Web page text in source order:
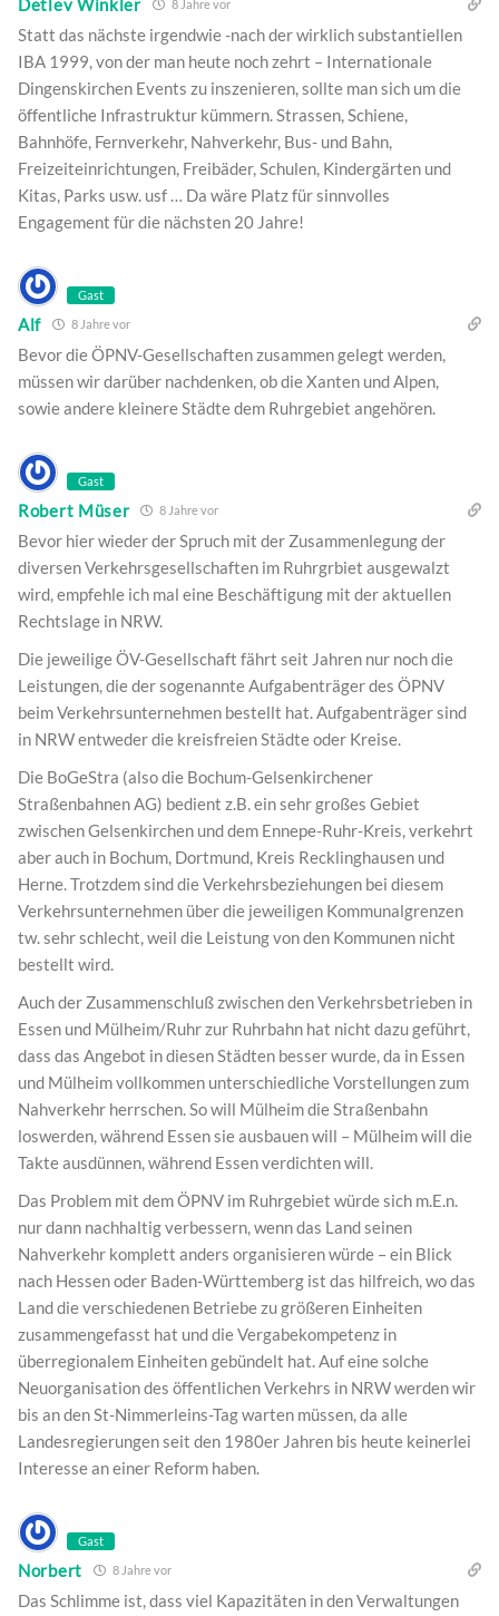
Detlev Winkler 8 Jahre vor
Statt das nächste irgendwie -nach der wirklich substantiellen
IBA 1999, von der man heute noch zehrt – Internationale
Dingenskirchen Events zu inszenieren, sollte man sich um die
öffentliche Infrastruktur kümmern. Strassen, Schiene,
Bahnhöfe, Fernverkehr, Nahverkehr, Bus- und Bahn,
Freizeiteinrichtungen, Freibäder, Schulen, Kindergärten und
Kitas, Parks usw. usf … Da wäre Platz für sinnvolles
Engagement für die nächsten 20 Jahre!
Gast
Alf 8 Jahre vor
Bevor die ÖPNV-Gesellschaften zusammen gelegt werden,
müssen wir darüber nachdenken, ob die Xanten und Alpen,
sowie andere kleinere Städte dem Ruhrgebiet angehören.
Gast
Robert Müser 8 Jahre vor
Bevor hier wieder der Spruch mit der Zusammenlegung der
diversen Verkehrsgesellschaften im Ruhrgrbiet ausgewalzt
wird, empfehle ich mal eine Beschäftigung mit der aktuellen
Rechtslage in NRW.
Die jeweilige ÖV-Gesellschaft fährt seit Jahren nur noch die
Leistungen, die der sogenannte Aufgabenträger des ÖPNV
beim Verkehrsunternehmen bestellt hat. Aufgabenträger sind
in NRW entweder die kreisfreien Städte oder Kreise.
Die BoGeStra (also die Bochum-Gelsenkirchener
Straßenbahnen AG) bedient z.B. ein sehr großes Gebiet
zwischen Gelsenkirchen und dem Ennepe-Ruhr-Kreis, verkehrt
aber auch in Bochum, Dortmund, Kreis Recklinghausen und
Herne. Trotzdem sind die Verkehrsbeziehungen bei diesem
Verkehrsunternehmen über die jeweiligen Kommunalgrenzen
tw. sehr schlecht, weil die Leistung von den Kommunen nicht
bestellt wird.
Auch der Zusammenschluß zwischen den Verkehrsbetrieben in
Essen und Mülheim/Ruhr zur Ruhrbahn hat nicht dazu geführt,
dass das Angebot in diesen Städten besser wurde, da in Essen
und Mülheim vollkommen unterschiedliche Vorstellungen zum
Nahverkehr herrschen. So will Mülheim die Straßenbahn
loswerden, während Essen sie ausbauen will – Mülheim will die
Takte ausdünnen, während Essen verdichten will.
Das Problem mit dem ÖPNV im Ruhrgebiet würde sich m.E.n.
nur dann nachhaltig verbessern, wenn das Land seinen
Nahverkehr komplett anders organisieren würde – ein Blick
nach Hessen oder Baden-Württemberg ist das hilfreich, wo das
Land die verschiedenen Betriebe zu größeren Einheiten
zusammengefasst hat und die Vergabekompetenz in
überregionalem Einheiten gebündelt hat. Auf eine solche
Neuorganisation des öffentlichen Verkehrs in NRW werden wir
bis an den St-Nimmerleins-Tag warten müssen, da alle
Landesregierungen seit den 1980er Jahren bis heute keinerlei
Interesse an einer Reform haben.
Gast
Norbert 8 Jahre vor
Das Schlimme ist, dass viel Kapazitäten in den Verwaltungen